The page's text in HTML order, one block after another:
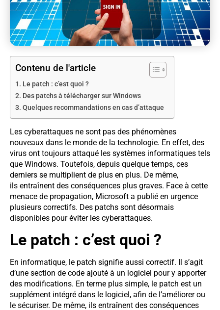
Contenu de l'article
Le patch : c’est quoi ?
Des patchs à télécharger sur Windows
Quelques recommandations en cas d’attaque
Les cyberattaques ne sont pas des phénomènes
nouveaux dans le monde de la technologie. En effet, des
virus ont toujours attaqué les systèmes informatiques tels
que Windows. Toutefois, depuis quelque temps, ces
derniers se multiplient de plus en plus. De même,
ils entraînent des conséquences plus graves. Face à cette
menace de propagation, Microsoft a publié en urgence
plusieurs correctifs. Des patchs sont désormais
disponibles pour éviter les cyberattaques.
Le patch : c’est quoi ?
En informatique, le patch signifie aussi correctif. Il s’agit
d’une section de code ajouté à un logiciel pour y apporter
des modifications. En terme plus simple, le patch est un
supplément intégré dans le logiciel, afin de l’améliorer ou
le sécuriser. De même, ils entraînent des conséquences